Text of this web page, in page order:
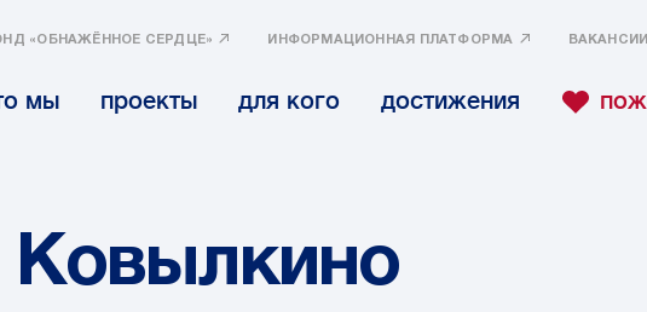
«ОБНАЖЁННОЕ СЕРДЦЕ» ИНФОРМАЦИОННАЯ ПЛАТФОРМА ВАКАНСИИ
мы проекты для кого достижения
Ковылкино